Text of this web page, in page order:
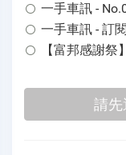
一手車訊 -
一手車訊 - 訂
【富邦感謝